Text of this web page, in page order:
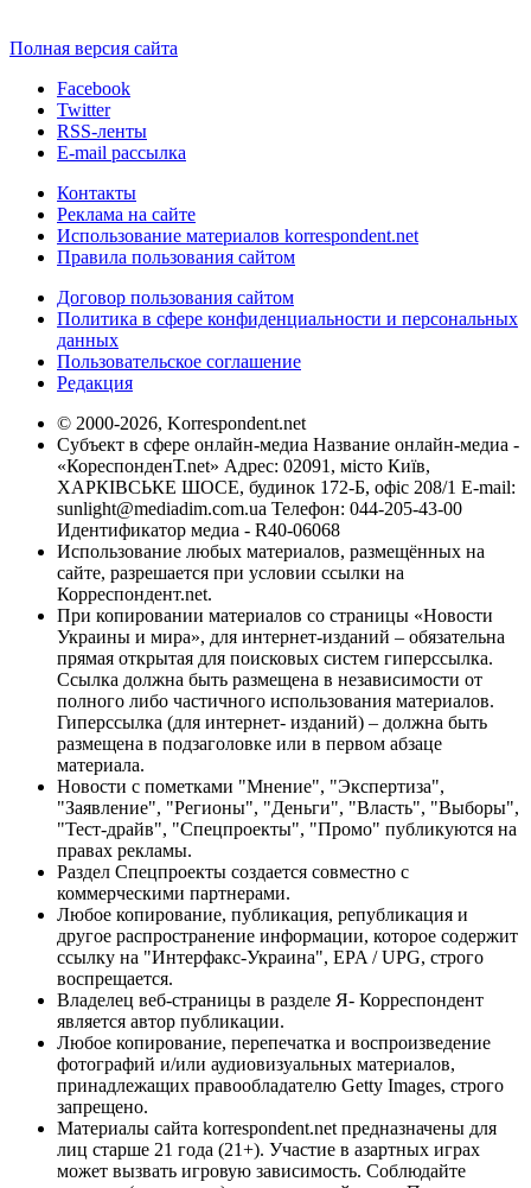
Полная версия сайта
Facebook
Twitter
RSS-ленты
E-mail рассылка
Контакты
Реклама на сайте
Использование материалов korrespondent.net
Правила пользования сайтом
Договор пользования сайтом
Политика в сфере конфиденциальности и персональных
данных
Пользовательское соглашение
Редакция
© 2000-2026, Korrespondent.net
Субъект в сфере онлайн-медиа Название онлайн-медиа -
«КореспонденТ.net» Адрес: 02091, місто Київ,
ХАРКІВСЬКЕ ШОСЕ, будинок 172-Б, офіс 208/1 E-mail:
sunlight@mediadim.com.ua Телефон: 044-205-43-00
Идентификатор медиа - R40-06068
Использование любых материалов, размещённых на
сайте, разрешается при условии ссылки на
Корреспондент.net.
При копировании материалов со страницы «Новости
Украины и мира», для интернет-изданий – обязательна
прямая открытая для поисковых систем гиперссылка.
Ссылка должна быть размещена в независимости от
полного либо частичного использования материалов.
Гиперссылка (для интернет- изданий) – должна быть
размещена в подзаголовке или в первом абзаце
материала.
Новости с пометками "Мнение", "Экспертиза",
"Заявление", "Регионы", "Деньги", "Власть", "Выборы",
"Тест-драйв", "Спецпроекты", "Промо" публикуются на
правах рекламы.
Раздел Спецпроекты создается совместно с
коммерческими партнерами.
Любое копирование, публикация, републикация и
другое распространение информации, которое содержит
ссылку на "Интерфакс-Украина", EPA / UPG, строго
воспрещается.
Владелец веб-страницы в разделе Я- Корреспондент
является автор публикации.
Любое копирование, перепечатка и воспроизведение
фотографий и/или аудиовизуальных материалов,
принадлежащих правообладателю Getty Images, строго
запрещено.
Материалы сайта korrespondent.net предназначены для
лиц старше 21 года (21+). Участие в азартных играх
может вызвать игровую зависимость. Соблюдайте